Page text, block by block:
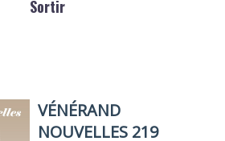
Sortir
VÉNÉRAND
NOUVELLES 219